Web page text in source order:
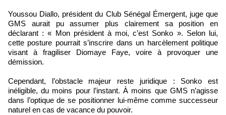
Youssou Diallo, président du Club Sénégal Émergent, juge que
GMS aurait pu assumer plus clairement sa position en
déclarant : « Mon président à moi, c’est Sonko ». Selon lui,
cette posture pourrait s’inscrire dans un harcèlement politique
visant à fragiliser Diomaye Faye, voire à provoquer une
démission.
Cependant, l’obstacle majeur reste juridique : Sonko est
inéligible, du moins pour l’instant. À moins que GMS n’agisse
dans l’optique de se positionner lui-même comme successeur
naturel en cas de vacance du pouvoir.